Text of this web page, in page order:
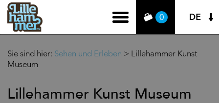
0 DE
Sie sind hier: Sehen und Erleben > Lillehammer Kunst
Museum
Lillehammer Kunst Museum